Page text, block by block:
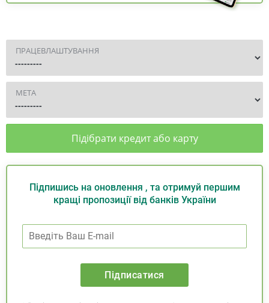
ПРАЦЕВЛАШТУВАННЯ
МЕТА
Підібрати кредит або карту
Підпишись на оновлення , та отримуй першим
кращі пропозиції від банків України
Підписатися